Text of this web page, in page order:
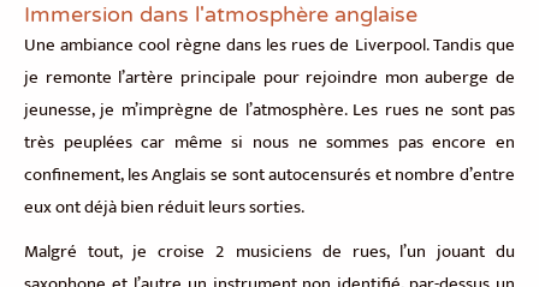
Immersion dans l'atmosphère anglaise
Une ambiance cool règne dans les rues de Liverpool. Tandis que
je remonte l’artère principale pour rejoindre mon auberge de
jeunesse, je m’imprègne de l’atmosphère. Les rues ne sont pas
très peuplées car même si nous ne sommes pas encore en
confinement, les Anglais se sont autocensurés et nombre d’entre
eux ont déjà bien réduit leurs sorties.
Malgré tout, je croise 2 musiciens de rues, l’un jouant du